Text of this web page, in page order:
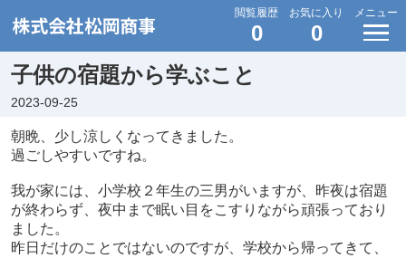
閲覧履歴
0
お気に入り
0
メニュー
子供の宿題から学ぶこと
2023-09-25
朝晩、少し涼しくなってきました。
過ごしやすいですね。
我が家には、小学校２年生の三男がいますが、昨夜は宿題
が終わらず、夜中まで眠い目をこすりながら頑張っており
ました。
昨日だけのことではないのですが、学校から帰ってきて、